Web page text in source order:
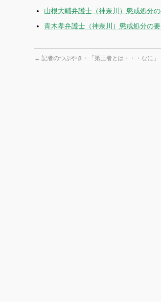
山根大輔弁護士（神奈川）懲戒処分
青木孝弁護士（神奈川）懲戒処分の
← 記者のつぶやき・「第三者とは・・・なに」